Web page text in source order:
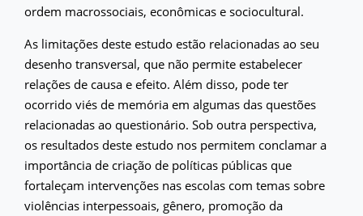
ordem macrossociais, econômicas e sociocultural.
As limitações deste estudo estão relacionadas ao seu
desenho transversal, que não permite estabelecer
relações de causa e efeito. Além disso, pode ter
ocorrido viés de memória em algumas das questões
relacionadas ao questionário. Sob outra perspectiva,
os resultados deste estudo nos permitem conclamar a
importância de criação de políticas públicas que
fortaleçam intervenções nas escolas com temas sobre
violências interpessoais, gênero, promoção da